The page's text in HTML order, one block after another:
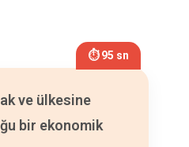
⏱ 94 sn
ve ülkesine
bir ekonomik